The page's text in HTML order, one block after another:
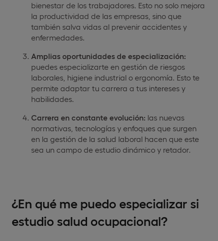
bienestar de los trabajadores. Esto no solo mejora
la productividad de las empresas, sino que
también salva vidas al prevenir accidentes y
enfermedades.
Amplias oportunidades de especialización:
puedes especializarte en gestión de riesgos
laborales, higiene industrial o ergonomía. Esto te
permite adaptar tu carrera a tus intereses y
habilidades.
Carrera en constante evolución: las nuevas
normativas, tecnologías y enfoques que surgen
en la gestión de la salud laboral hacen que este
sea un campo de estudio dinámico y retador.
¿En qué me puedo especializar si
estudio salud ocupacional?